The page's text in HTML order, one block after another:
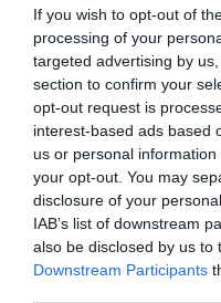
If you wish to opt-out of
processing of your
targeted advertising by
section to confirm your
opt-out request is
interest-based ads based
us or personal
your opt-out. You may
disclosure of your
IAB’s list of downstream
also be disclosed by us to
Downstream Participants